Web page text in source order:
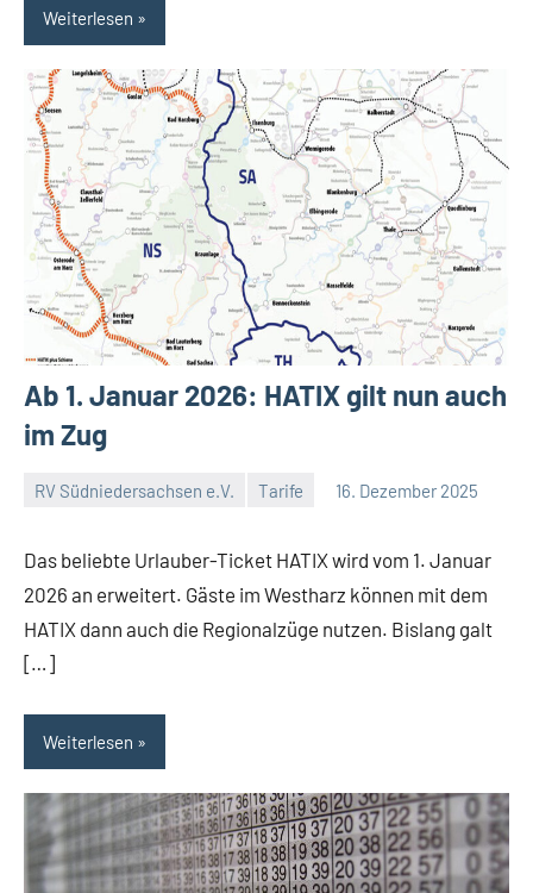
Weiterlesen
Ab 1. Januar 2026: HATIX gilt nun auch
im Zug
RV Südniedersachsen e.V. Tarife 16. Dezember 2025
e.V.
Das beliebte Urlauber-Ticket HATIX wird vom 1. Januar
2026 an erweitert. Gäste im Westharz können mit dem
HATIX dann auch die Regionalzüge nutzen. Bislang galt
[…]
Weiterlesen